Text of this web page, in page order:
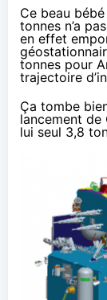
Ce beau
tonnes n’a
en effet
tonnes pour
trajectoire
Ça tombe
lancement de
lui seul 3,8